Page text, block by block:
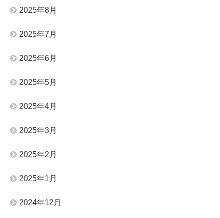
2025年8月
2025年7月
2025年6月
2025年5月
2025年4月
2025年3月
2025年2月
2025年1月
2024年12月